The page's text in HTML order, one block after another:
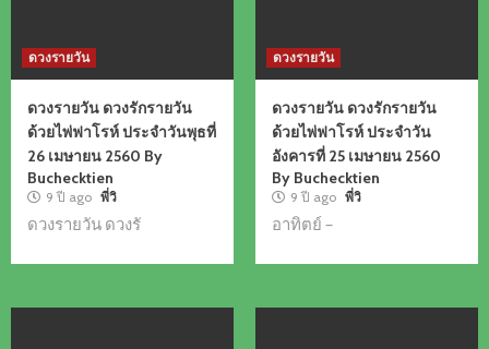
ดวงรายวัน
ดวงรายวัน ดวงรักรายวัน
ด้วยไพ่ฟาโรห์ ประจำวันพุธที่
26 เมษายน 2560 By
Buchecktien
9 ปี ago พี่วิ
ดวงรายวัน ดวงรั
ดวงรายวัน
ดวงรายวัน ดวงรักรายวัน
ด้วยไพ่ฟาโรห์ ประจำวัน
อังคารที่ 25 เมษายน 2560
By Buchecktien
9 ปี ago พี่วิ
อาทิตย์ –